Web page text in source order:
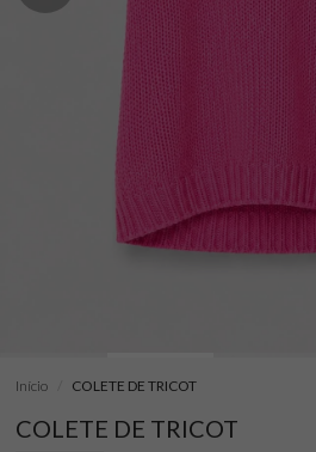
Início COLETE DE TRICOT
COLETE DE TRICOT